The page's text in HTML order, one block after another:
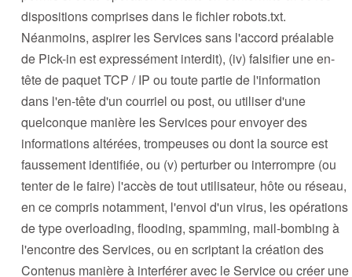
dispositions comprises dans le fichier robots.txt.
Néanmoins, aspirer les Services sans l'accord préalable
de Pick-in est expressément interdit), (iv) falsifier une en-
tête de paquet TCP / IP ou toute partie de l'information
dans l'en-tête d'un courriel ou post, ou utiliser d'une
quelconque manière les Services pour envoyer des
informations altérées, trompeuses ou dont la source est
faussement identifiée, ou (v) perturber ou interrompre (ou
tenter de le faire) l'accès de tout utilisateur, hôte ou réseau,
en ce compris notamment, l'envoi d'un virus, les opérations
de type overloading, flooding, spamming, mail-bombing à
l'encontre des Services, ou en scriptant la création des
Contenus manière à interférer avec le Service ou créer une